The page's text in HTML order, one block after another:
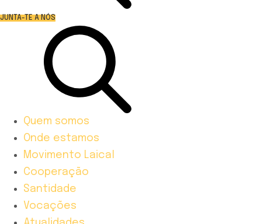
JUNTA-TE A NÓS
Quem somos
Onde estamos
Movimento Laical
Cooperação
Santidade
Vocações